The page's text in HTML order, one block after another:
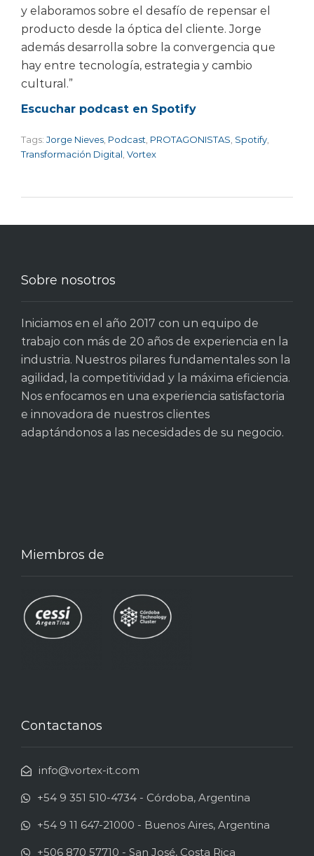
y elaboramos sobre el desafío de repensar el
producto desde la óptica del cliente. Jorge
además desarrolla sobre la convergencia que
hay entre tecnología, estrategia y cambio
cultural.”
Escuchar podcast en Spotify
Tags: Jorge Nieves Podcast PROTAGONISTAS Spotify
Transformación Digital Vortex
Sobre nosotros
Iniciamos en el año 2017 con un equipo de
trabajo con más de 20 años de experiencia en la
industria. Nuestros pilares fundamentales son la
agilidad, la competitividad y la máxima eficiencia.
Nos enfocamos en una experiencia satisfactoria
e innovadora de nuestros clientes
adaptándonos a las necesidades de su negocio.
Miembros de
Contactanos
info@vortex-it.com
+54 9 351 510-4734 - Córdoba, Argentina
+54 9 11 647-21000 - Buenos Aires, Argentina
+506 870 57710 - San José, Costa Rica